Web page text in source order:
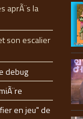
aprÃ¨s la
son escalier
debug
en jeu" de